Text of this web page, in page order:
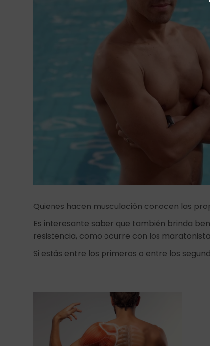
Quienes hacen musculación conocen las
Es interesante saber que también brinda
resistencia, como ocurre con los
Si estás entre los primeros o entre los